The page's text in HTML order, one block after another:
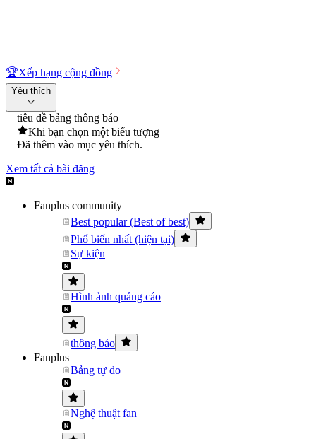
🏆Xếp hạng cộng đồng
Yêu thích
tiêu đề bảng thông báo
Khi bạn chọn một biểu tượng
Đã thêm vào mục yêu thích.
Xem tất cả bài đăng
Fanplus community
Best popular (Best of best)
Phổ biến nhất (hiện tại)
Sự kiện
Hình ảnh quảng cáo
thông báo
Fanplus
Bảng tự do
Nghệ thuật fan